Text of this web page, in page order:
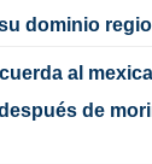
dominio
al
de